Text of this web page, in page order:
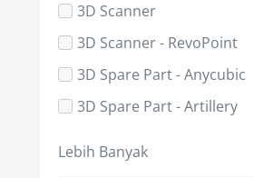
3D Scanner
3D Scanner - RevoPoint
3D Spare Part - Anycubic
3D Spare Part - Artillery
Lebih Banyak